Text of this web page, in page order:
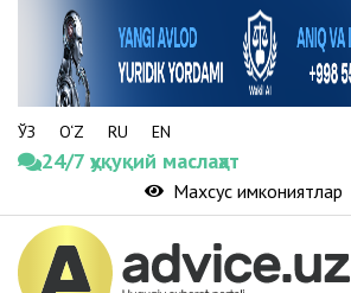
ЎЗ O‘Z RU EN
24/7 ҳуқуқий маслаҳат
Махсус имкониятлар